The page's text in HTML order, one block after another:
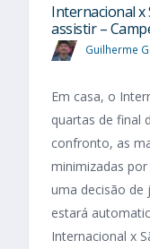
Internacional x
assistir –
Guilherme
Em casa, o
quartas de final
confronto, as
minimizadas
uma decisão de
estará
Internacional x